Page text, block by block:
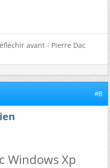
avant - Pierre Dac
#8
Windows Xp